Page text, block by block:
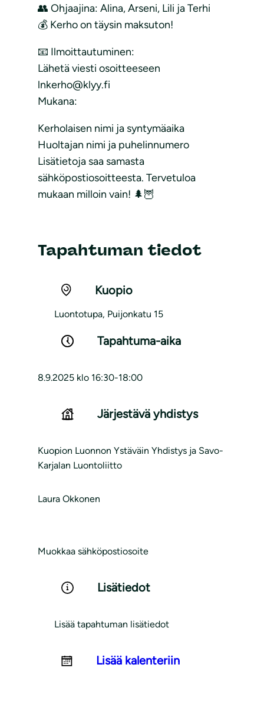
👥 Ohjaajina: Alina, Arseni, Lili ja Terhi
💰 Kerho on täysin maksuton!
📧 Ilmoittautuminen:
Lähetä viesti osoitteeseen
lnkerho@klyy.fi
Mukana:
Kerholaisen nimi ja syntymäaika
Huoltajan nimi ja puhelinnumero
Lisätietoja saa samasta
sähköpostiosoitteesta. Tervetuloa
mukaan milloin vain! 🌲🦉
Tapahtuman tiedot
Kuopio
Luontotupa, Puijonkatu 15
Tapahtuma-aika
8.9.2025 klo 16:30-18:00
Järjestävä yhdistys
Kuopion Luonnon Ystäväin Yhdistys ja Savo-
Karjalan Luontoliitto
Laura Okkonen
Muokkaa sähköpostiosoite
Lisätiedot
Lisää tapahtuman lisätiedot
Lisää kalenteriin